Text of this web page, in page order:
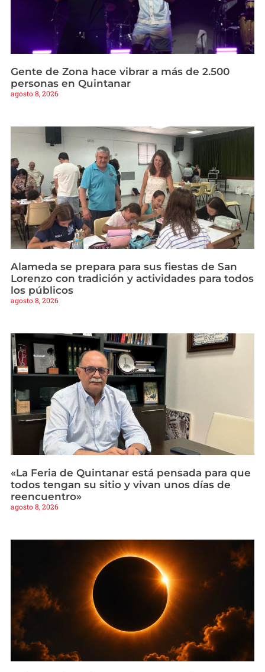
Gente de Zona hace vibrar a más de 2.500
personas en Quintanar
agosto 8, 2026
Alameda se prepara para sus fiestas de San
Lorenzo con tradición y actividades para todos
los públicos
agosto 8, 2026
«La Feria de Quintanar está pensada para que
todos tengan su sitio y vivan unos días de
reencuentro»
agosto 8, 2026